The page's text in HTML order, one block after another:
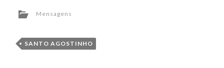
Mensagens
SANTO AGOSTINHO